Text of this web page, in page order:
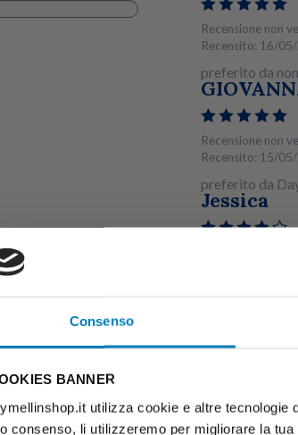
Consenso
BANNER
utilizza cookie e altre
consenso, li utilizzeremo per migliorare la
Recensione non
Recensito: 16/
preferito da
Recensione non
Recensito: 15/
preferito da
Jessica
preferito da
preferito da
Silvia